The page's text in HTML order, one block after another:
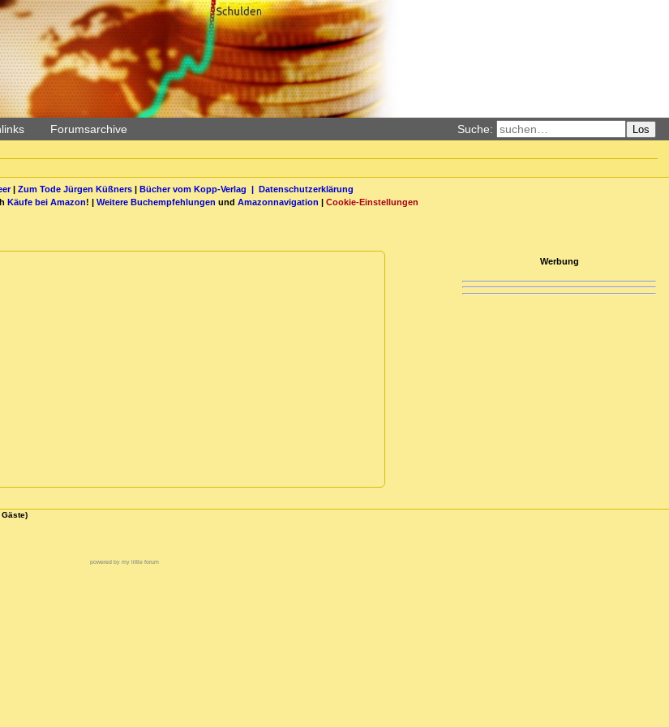
Forumsarchive Suche: Los
| Zum Tode Jürgen Küßners| Bücher vom Kopp-Verlag | Datenschutzerklärung
Käufe bei Amazon! | Weitere Buchempfehlungen und Amazonnavigation | Cookie-Einstellungen
Werbung
powered by my little forum